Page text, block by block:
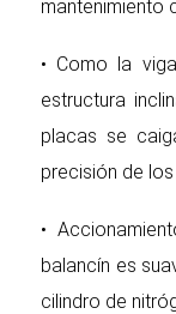
mantenimiento
• Como la
estructura
placas se
precisión de
•
balancín es
cilindro de